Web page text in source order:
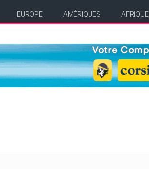
EUROPE AMÉRIQUES AFRIQUE